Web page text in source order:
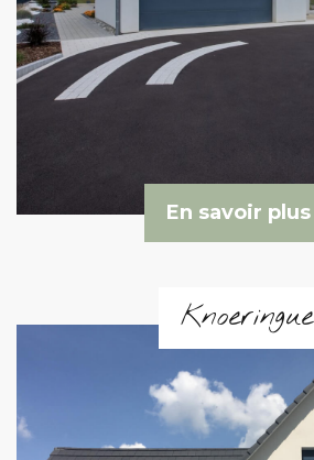
En savoir plus
Knoeringue